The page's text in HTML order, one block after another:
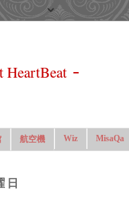
HeartBeat -
航空機 Wiz MisaQa